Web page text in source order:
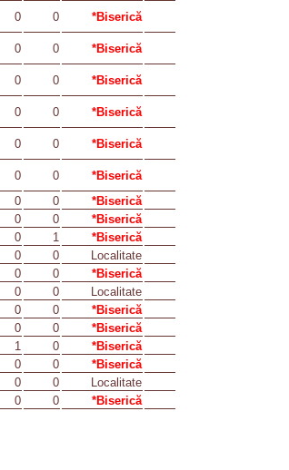
0 0 *Biserică
0 0 *Biserică
0 0 *Biserică
0 0 *Biserică
0 0 *Biserică
0 0
*Biserică
0 0
*Biserică
0 0
*Biserică
0 1
*Biserică
0 0
Localitate
0 0
*Biserică
0 0
Localitate
0 0
*Biserică
0 0
*Biserică
1 0
*Biserică
0 0
*Biserică
0 0
Localitate
0 0 *Biserică